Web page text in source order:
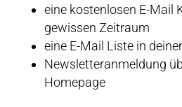
eine kostenlosen E-Mail
gewissen Zeitraum
eine E-Mail Liste in
Newsletteranmeldung
Homepage